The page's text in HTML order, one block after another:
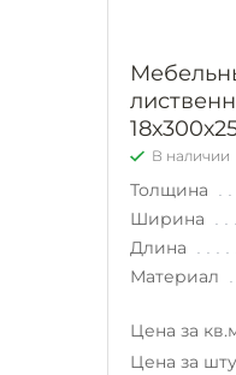
В наличии
Толщина
Ширина
Длина
Материал
Цена за
Цена за